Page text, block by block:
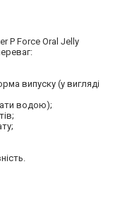
P Force Oral Jelly
випуску (у вигляді
водою);